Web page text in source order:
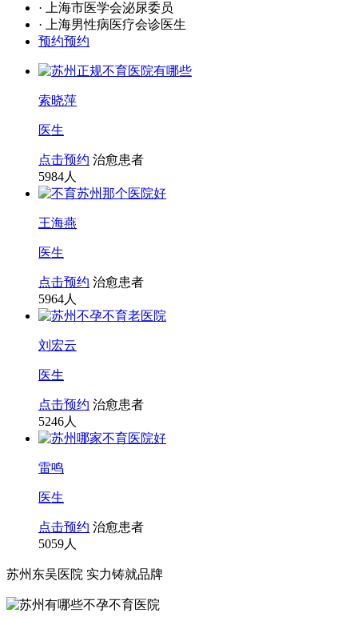
· 上海市医学会泌尿委员
· 上海男性病医疗会诊医生
预约预约
索晓萍
医生
点击预约 治愈患者
5984人
王海燕
医生
点击预约 治愈患者
5964人
刘宏云
医生
点击预约 治愈患者
5246人
雷鸣
医生
点击预约 治愈患者
5059人
苏州东吴医院 实力铸就品牌